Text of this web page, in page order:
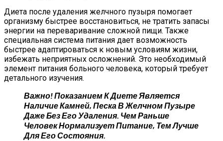
Диета после удаления желчного пузыря помогает
организму быстрее восстановиться, не тратить запасы
энергии на переваривание сложной пищи. Также
специальная система питания дает возможность
быстрее адаптироваться к новым условиям жизни,
избежать неприятных осложнений. Это необходимый
элемент питания больного человека, который требует
детального изучения.
Важно! Показанием К Диете Является
Наличие Камней, Песка В Желчном Пузыре
Даже Без Его Удаления. Чем Раньше
Человек Нормализует Питание, Тем Лучше
Для Его Состояния.